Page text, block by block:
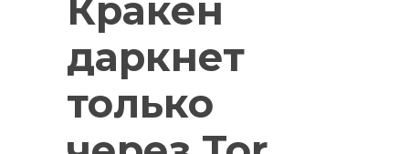
Кракен
даркнет
только